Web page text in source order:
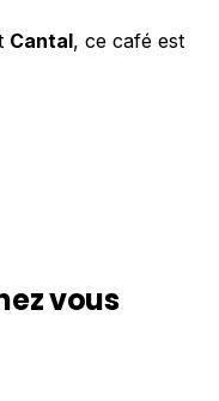
Cantal, ce café est
vous